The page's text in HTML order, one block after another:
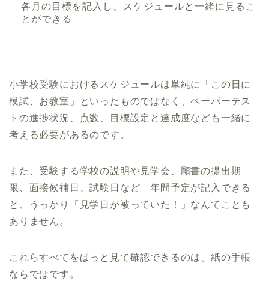
各月の目標を記入し、スケジュールと一緒に見るこ
とができる
小学校受験におけるスケジュールは単純に「この日に
模試、お教室」といったものではなく、ペーパーテス
トの進捗状況、点数、目標設定と達成度なども一緒に
考える必要があるのです。
また、受験する学校の説明や見学会、願書の提出期
限、面接候補日、試験日など 年間予定が記入できる
と、うっかり「見学日が被っていた！」なんてことも
ありません。
これらすべてをぱっと見て確認できるのは、紙の手帳
ならではです。
同志社国際学院初等部
立命館小学校
地域別小学校受験情報
東京 神奈川
大阪 京都
兵庫 福岡
愛知